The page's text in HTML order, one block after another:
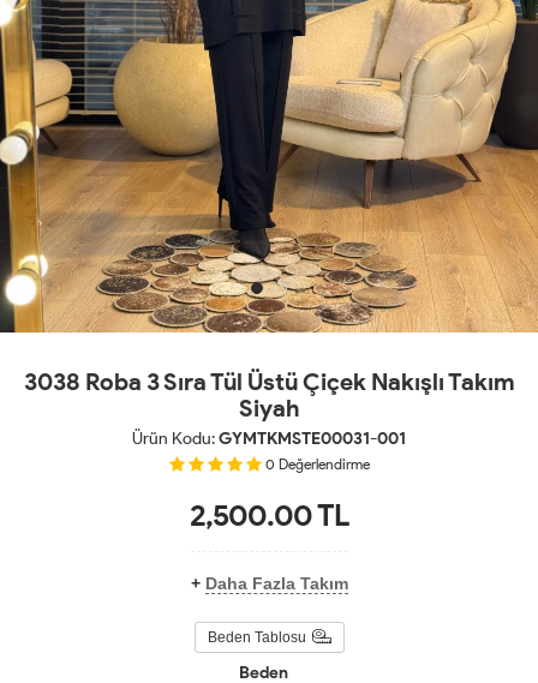
3038 Roba 3 Sıra Tül Üstü Çiçek Nakışlı Takım
Siyah
Ürün Kodu:GYMTKMSTE00031-001
0 Değerlendirme
2,500.00TL
+ Daha Fazla Takım
Beden Tablosu
Beden